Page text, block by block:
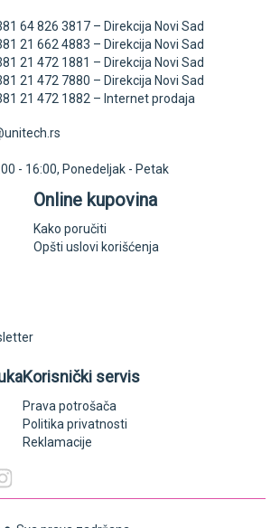
64 826 3817 – Direkcija Novi Sad
21 662 4883 – Direkcija Novi Sad
21 472 1881 – Direkcija Novi Sad
21 472 7880 – Direkcija Novi Sad
21 472 1882 – Internet prodaja
- 16:00, Ponedeljak - Petak
Online kupovina
Kako poručiti
Opšti uslovi korišćenja
Korisnički servis
Prava potrošača
Politika privatnosti
Reklamacije